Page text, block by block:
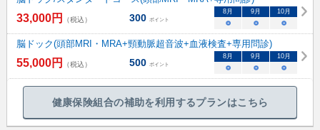
33,000円 （税込） 300 ポイント
8月 9月 10月
○ ○ ○
脳ドック(頭部MRI・MRA+頸動脈超音波+血液検査+専用問診)
55,000円 （税込） 500 ポイント
8月 9月 10月
○ ○ ○
健康保険組合の補助を利用するプランはこちら